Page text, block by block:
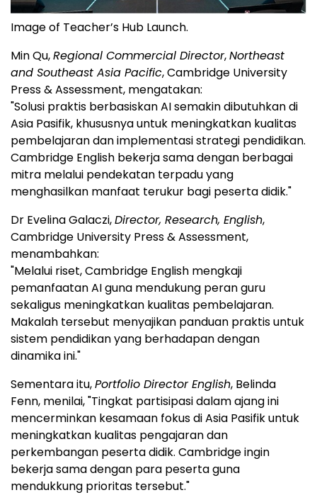
Image of Teacher’s Hub Launch.
Min Qu,Regional Commercial Director,Northeast
and Southeast Asia Pacific, Cambridge University
Press & Assessment, mengatakan:
"Solusi praktis berbasiskan AI semakin dibutuhkan di
Asia Pasifik, khususnya untuk meningkatkan kualitas
pembelajaran dan implementasi strategi pendidikan.
Cambridge English bekerja sama dengan berbagai
mitra melalui pendekatan terpadu yang
menghasilkan manfaat terukur bagi peserta didik."
Dr Evelina Galaczi,Director, Research, English,
Cambridge University Press & Assessment,
menambahkan:
"Melalui riset, Cambridge English mengkaji
pemanfaatan AI guna mendukung peran guru
sekaligus meningkatkan kualitas pembelajaran.
Makalah tersebut menyajikan panduan praktis untuk
sistem pendidikan yang berhadapan dengan
dinamika ini."
Sementara itu,Portfolio Director English, Belinda
Fenn, menilai, "Tingkat partisipasi dalam ajang ini
mencerminkan kesamaan fokus di Asia Pasifik untuk
meningkatkan kualitas pengajaran dan
perkembangan peserta didik. Cambridge ingin
bekerja sama dengan para peserta guna
mendukkung prioritas tersebut."